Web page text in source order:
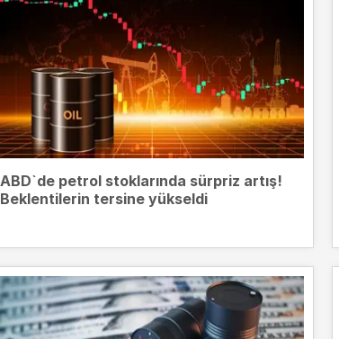
ABD`de petrol stoklarında sürpriz artış!
Beklentilerin tersine yükseldi